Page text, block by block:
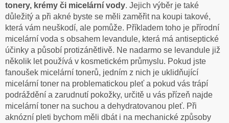
tonery, krémy či micelární vody. Jejich výběr je také
důležitý a při akné byste se měli zaměřit na koupi takové,
která vám neuškodí, ale pomůže. Příkladem toho je přírodní
micelární voda s obsahem levandule, která má antiseptické
účinky a působí protizánětlivě. Ne nadarmo se levandule již
několik let používá v kosmetickém průmyslu. Pokud jste
fanoušek micelární tonerů, jedním z nich je uklidňující
micelární toner na problematickou pleť a pokud vás trápí
podráždění a zarudnutí pokožky, určitě u vás přízeň najde
micelární toner na suchou a dehydratovanou pleť. Při
aknózní pleti bychom měli dbát i na mechanické způsoby